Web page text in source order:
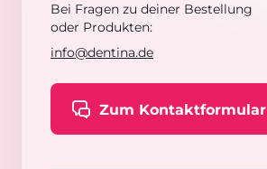
Bei Fragen zu deiner Bestellung
oder Produkten:
info@dentina.de
Zum Kontaktformular